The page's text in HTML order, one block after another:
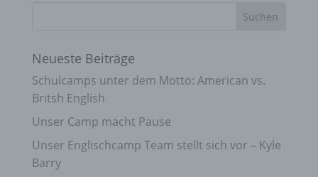
Neueste Beiträge
Schulcamps unter dem Motto: American vs.
Britsh English
Unser Camp macht Pause
Unser Englischcamp Team stellt sich vor – Kyle
Barry